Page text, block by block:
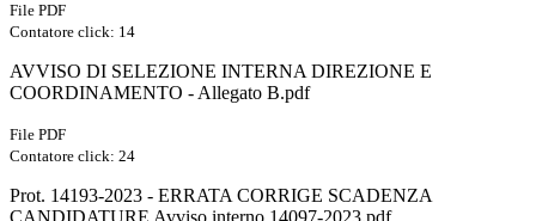
File PDF
Contatore click: 14
AVVISO DI SELEZIONE INTERNA DIREZIONE E
COORDINAMENTO - Allegato B.pdf
File PDF
Contatore click: 24
Prot. 14193-2023 - ERRATA CORRIGE SCADENZA
CANDIDATURE Avviso interno 14097-2023.pdf